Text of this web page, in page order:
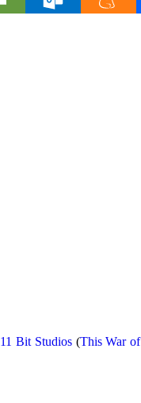
11 Bit Studios(This War